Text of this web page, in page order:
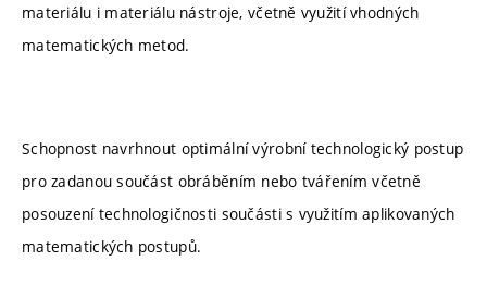
materiálu i materiálu nástroje, včetně využití vhodných
matematických metod.
Schopnost navrhnout optimální výrobní technologický postup
pro zadanou součást obráběním nebo tvářením včetně
posouzení technologičnosti součásti s využitím aplikovaných
matematických postupů.